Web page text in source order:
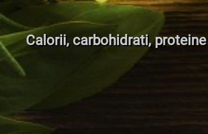
Calorii, carbohidrati,